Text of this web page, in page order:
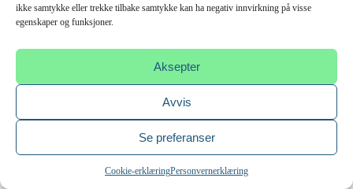
ikke samtykke eller trekke tilbake samtykke kan ha negativ innvirkning på visse
egenskaper og funksjoner.
Aksepter
Avvis
Se preferanser
Cookie-erklæringPersonvernerklæring